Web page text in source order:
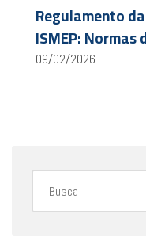
Regulamento
ISMEP:
09/02/2026